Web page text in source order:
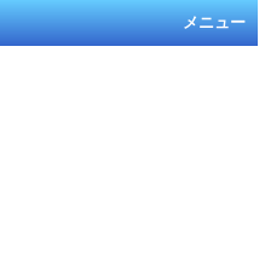
メニュー